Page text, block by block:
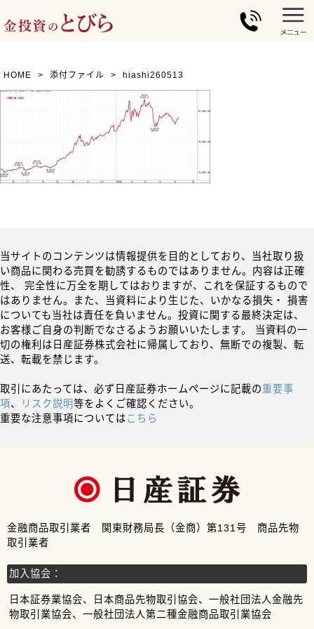
HOME 添付ファイル hiashi260513
当サイトのコンテンツは情報提供を目的としており、当社取り扱
い商品に関わる売買を勧誘するものではありません。内容は正確
性、 完全性に万全を期してはおりますが、これを保証するもので
はありません。また、当資料により生じた、いかなる損失・ 損害
についても当社は責任を負いません。投資に関する最終決定は、
お客様ご自身の判断でなさるようお願いいたします。 当資料の一
切の権利は日産証券株式会社に帰属しており、無断での複製、転
送、転載を禁じます。
取引にあたっては、必ず日産証券ホームページに記載の重要事
項、 リスク説明等をよくご確認ください。
重要な注意事項についてはこちら
金融商品取引業者 関東財務局長（金商）第131号 商品先物
取引業者
加入協会：
日本証券業協会、日本商品先物取引協会、一般社団法人金融先
物取引業協会、一般社団法人第二種金融商品取引業協会